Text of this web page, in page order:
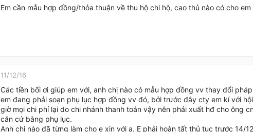
Em cần mẫu hợp đồng/thỏa thuận về thu hộ chi hộ, cao thủ nào có cho em
11/12/16
Các tiền bối ơi giúp em với, anh chị nào có mẫu hợp đồng vv thay đổi
em đang phải soạn phụ lục hợp đồng vv đó, bởi trước đây cty em kí với
giờ mọi chi phí lại do chi nhánh thanh toán vậy nên phải xuất hđ cho ông
căn cứ bằng phụ lục.
Anh chị nào đã từng làm cho e xin với ạ. E phải hoàn tất thủ tục trước 14/